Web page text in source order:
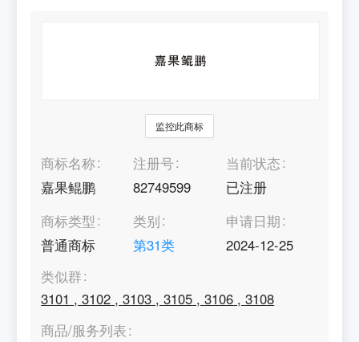
监控此商标
商标名称
嘉果鲲鹏
注册号
82749599
当前状态
已注册
商标类型
普通商标
类别
第31类
申请日期
2024-12-25
类似群
3101 ,3102 ,3103 ,3105 ,3106 ,3108
商品/服务列表